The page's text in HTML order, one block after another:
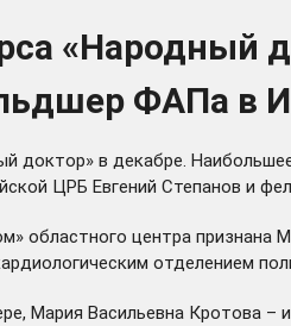
«Народный
ФАПа в
доктор» в декабре.
ЦРБ Евгений Степанов и
областного центра
отделением
Мария Васильевна Кротова –